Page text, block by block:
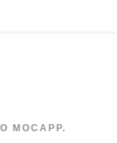
MOCAPP.